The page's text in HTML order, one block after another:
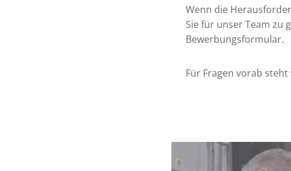
Wenn die
Sie für unser Team zu
Bewerbungsformular.
Für Fragen vorab